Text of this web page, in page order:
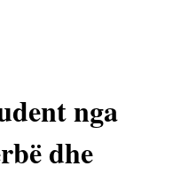
nga
dhe